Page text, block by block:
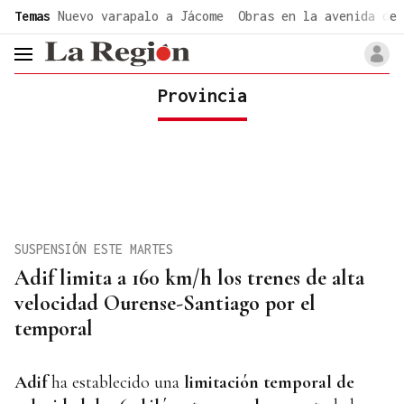
Temas Nuevo varapalo a Jácome Obras en la avenida de
header.menu.open
Provincia
Adif limita a 160 km/h los trenes de alta
velocidad Ourense-Santiago por el
temporal
SUSPENSIÓN ESTE MARTES
Adifha establecido una limitación temporal de